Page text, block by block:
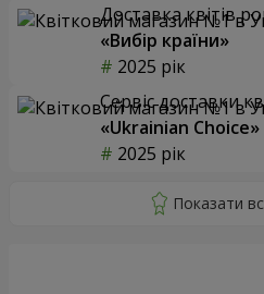
Доставка квітів
«Вибір країни»
2025 рік
Сервіс доставки
«Ukrainian Choice»
2025 рік